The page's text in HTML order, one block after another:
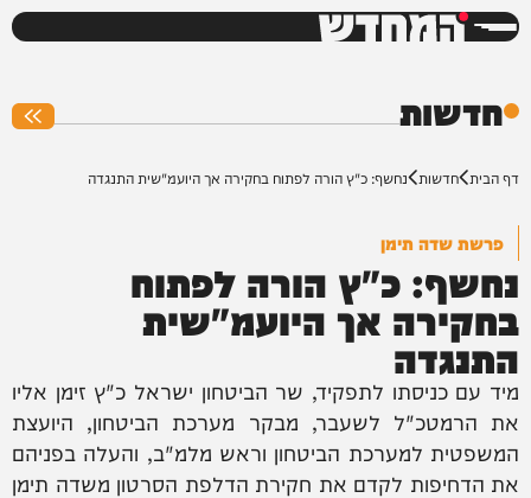
המחדש
חדשות
דף הבית חדשות נחשף: כ"ץ הורה לפתוח בחקירה אך היועמ"שית התנגדה
פרשת שדה תימן
נחשף: כ"ץ הורה לפתוח
בחקירה אך היועמ"שית
התנגדה
מיד עם כניסתו לתפקיד, שר הביטחון ישראל כ"ץ זימן אליו
את הרמטכ"ל לשעבר, מבקר מערכת הביטחון, היועצת
המשפטית למערכת הביטחון וראש מלמ"ב, והעלה בפניהם
את הדחיפות לקדם את חקירת הדלפת הסרטון משדה תימן